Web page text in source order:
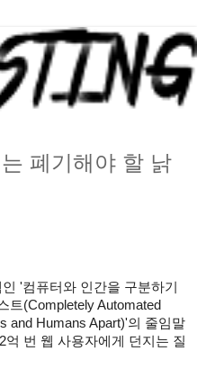
폐기해야 할 낡
'컴퓨터와 인간을 구분하기
트(Completely Automated
and Humans Apart)'의 줄임말
번 웹 사용자에게 던지는 질